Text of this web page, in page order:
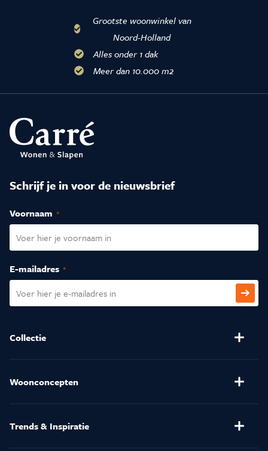
Grootste woonwinkel van
Noord-Holland
Alles onder 1 dak
Meer dan 10.000 m2
Schrijf je in voor de nieuwsbrief
Voornaam (Vereist)
E-mailadres (Vereist)
Collectie
Kasten
Karpetten
Woonconcepten
Trends & Inspiratie